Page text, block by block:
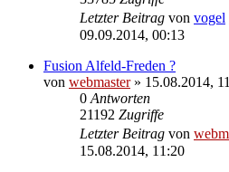
Letzter Beitrag von vogel
09.09.2014, 00:13
Fusion Alfeld-Freden ?
von webmaster» 15.08.2014,
0 Antworten
21192 Zugriffe
Letzter Beitrag von
15.08.2014, 11:20